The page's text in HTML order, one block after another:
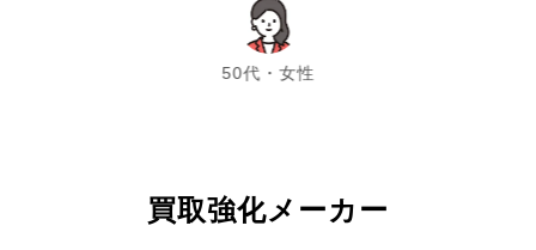
50代・女性
chevron_left chevron_right
買取強化メーカー